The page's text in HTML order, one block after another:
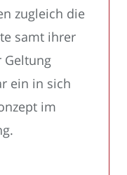
zugleich die
samt ihrer
Geltung
ein in sich
im